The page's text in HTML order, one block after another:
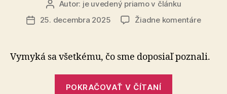
Autor
článku
Autor: je uvedený priamo v článku
Dátum25. decembra 2025 Žiadne komentárena
tvare
Vymyká sa všetkému, čo sme doposiaľ poznali.
POKRAČOVAŤ V ČÍTANÍ